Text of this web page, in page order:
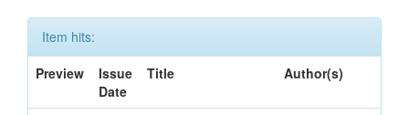
Item hits:
Preview
Issue
Date
Title Author(s)